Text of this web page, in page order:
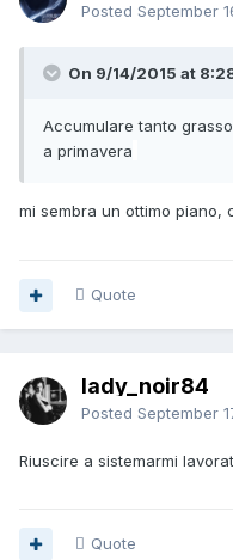
Posted September
On 9/14/2015 at
Accumulare tanto
a primavera
mi sembra un ottimo piano,
Quote
lady_noir84
Posted September
Riuscire a sistemarmi
Quote